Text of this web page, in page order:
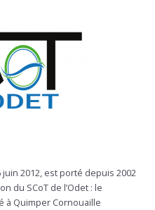
2012, est porté depuis 2002
du SCoT de l’Odet : le
à Quimper Cornouaille